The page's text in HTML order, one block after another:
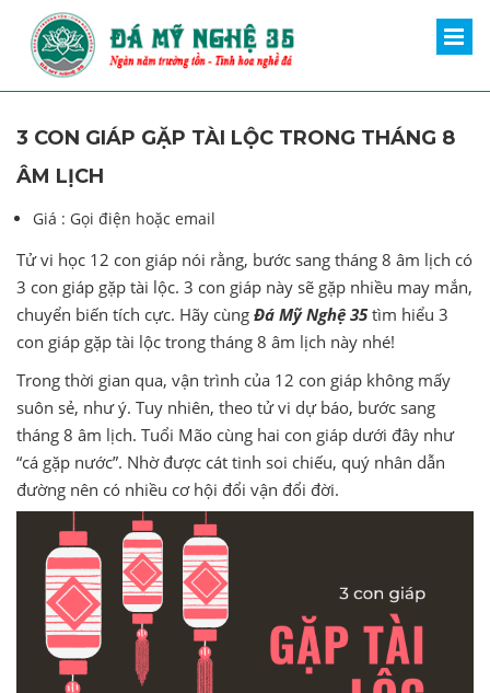
3 CON GIÁP GẶP TÀI LỘC TRONG THÁNG 8
ÂM LỊCH
Giá : Gọi điện hoặc email
Tử vi học 12 con giáp nói rằng, bước sang tháng 8 âm lịch có
3 con giáp gặp tài lộc. 3 con giáp này sẽ gặp nhiều may mắn,
chuyển biến tích cực. Hãy cùng Đá Mỹ Nghệ 35tìm hiểu 3
con giáp gặp tài lộc trong tháng 8 âm lịch này nhé!
Trong thời gian qua, vận trình của 12 con giáp không mấy
suôn sẻ, như ý. Tuy nhiên, theo tử vi dự báo, bước sang
tháng 8 âm lịch. Tuổi Mão cùng hai con giáp dưới đây như
“cá gặp nước”. Nhờ được cát tinh soi chiếu, quý nhân dẫn
đường nên có nhiều cơ hội đổi vận đổi đời.